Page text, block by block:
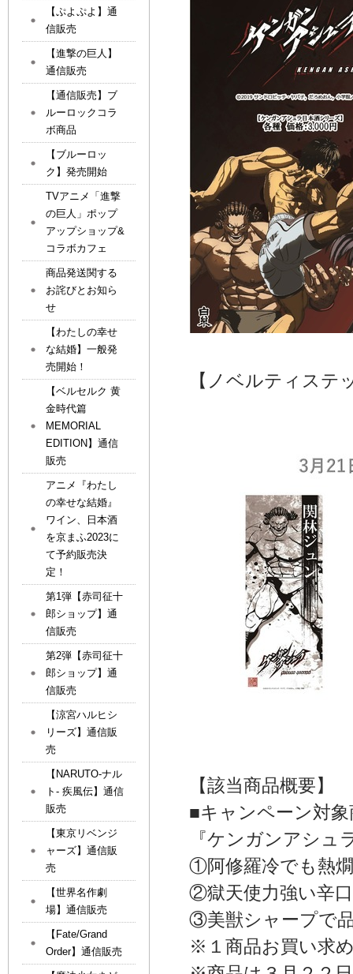
【ノベルティステ
【該当商品概要】
■キャンペーン対象
『ケンガンアシュ
①阿修羅冷でも熱
②獄天使力強い辛
③美獣シャープで
※１商品お買い求
【ぷよぷよ】通
信販売
【進撃の巨人】
通信販売
【通信販売】ブ
ルーロックコラ
ボ商品
【ブルーロッ
ク】発売開始
TVアニメ「進撃
の巨人」ポップ
アップショップ&
コラボカフェ
商品発送関する
お詫びとお知ら
せ
【わたしの幸せ
な結婚】一般発
売開始！
【ベルセルク 黄
金時代篇
MEMORIAL
EDITION】通信
販売
アニメ『わたし
の幸せな結婚』
ワイン、日本酒
を京まふ2023に
て予約販売決
定！
第1弾【赤司征十
郎ショップ】通
信販売
第2弾【赤司征十
郎ショップ】通
信販売
【涼宮ハルヒシ
リーズ】通信販
売
【NARUTO-ナル
ト- 疾風伝】通信
販売
【東京リベンジ
ャーズ】通信販
売
【世界名作劇
場】通信販売
【Fate/Grand
Order】通信販売